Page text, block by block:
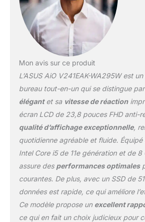
Excellentes
processeur
simple et
d'une seule
pour
stabilité
les besoins
sans effort
multitâche
fluide, que
souhaitiez
Web,
ou
mails
Mon avis sur ce produit
L’ASUS AiO V241EAK-WA295W est
bureau tout-en-un qui se distingue
élégantet sa vitesse de réaction
écran LCD de 23,8 pouces FHD anti-
qualité d’affichage exceptionnelle,
quotidienne agréable et fluide. Équipé
Intel Core i5 de 11e génération et de 8
assure des performances optimales
courantes. De plus, avec un SSD de
données est rapide, ce qui améliore
Ce modèle propose un excellent
ce qui en fait un choix judicieux pour